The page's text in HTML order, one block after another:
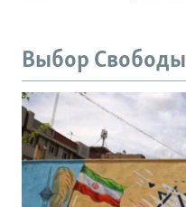
Выбор Свободы